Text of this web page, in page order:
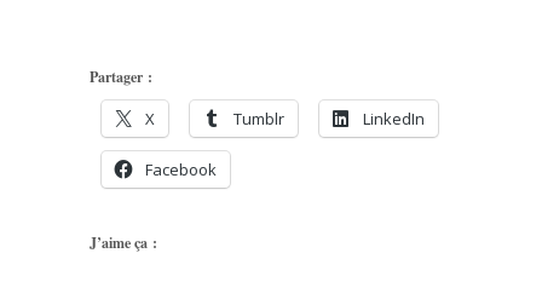
Partager :
X Tumblr LinkedIn
Facebook
J’aime ça :